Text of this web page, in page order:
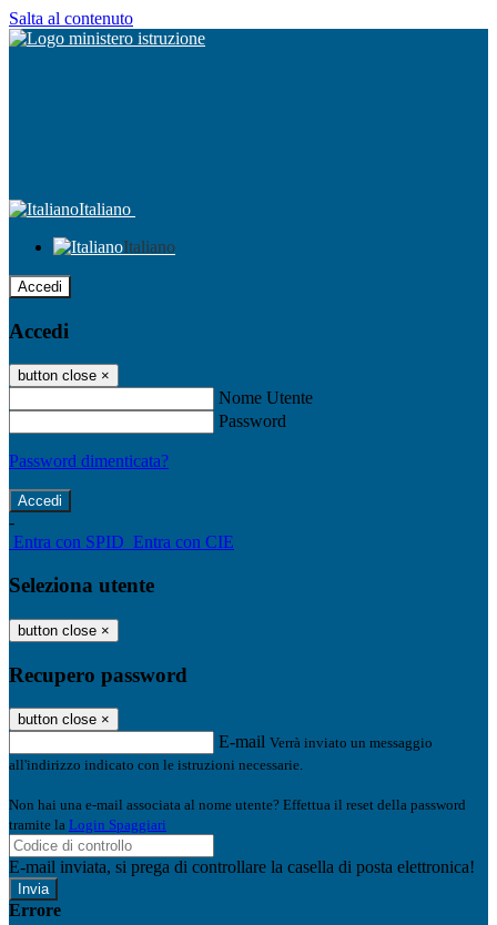
Salta al contenuto
Italiano
Italiano
Accedi
Accedi
button close ×
Nome Utente
Password
Password dimenticata?
-
Entra con SPID Entra con CIE
Seleziona utente
button close ×
Recupero password
button close ×
E-mail Verrà inviato un messaggio
all'indirizzo indicato con le istruzioni necessarie.
Non hai una e-mail associata al nome utente? Effettua il reset della password
tramite la Login Spaggiari
E-mail inviata, si prega di controllare la casella di posta elettronica!
Errore